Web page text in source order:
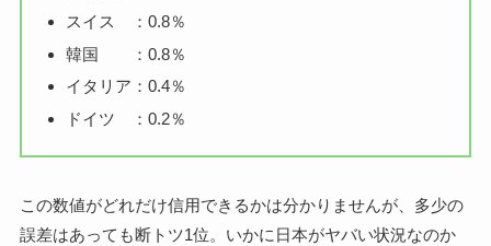
スイス ：0.8％
韓国 ：0.8％
イタリア：0.4％
ドイツ ：0.2％
この数値がどれだけ信用できるかは分かりませんが、多少の
誤差はあっても断トツ1位。いかに日本がヤバい状況なのか